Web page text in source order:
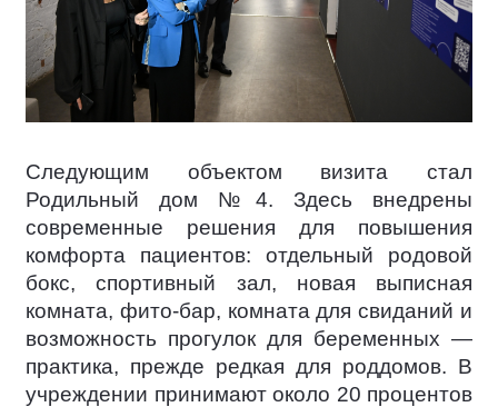
Следующим объектом визита стал
Родильный дом №4. Здесь внедрены
современные решения для повышения
комфорта пациентов: отдельный родовой
бокс, спортивный зал, новая выписная
комната, фито-бар, комната для свиданий и
возможность прогулок для беременных —
практика, прежде редкая для роддомов. В
учреждении принимают около 20 процентов